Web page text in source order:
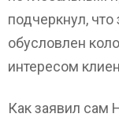
подчеркнул,
обусловлен
интересом
Как заявил сам